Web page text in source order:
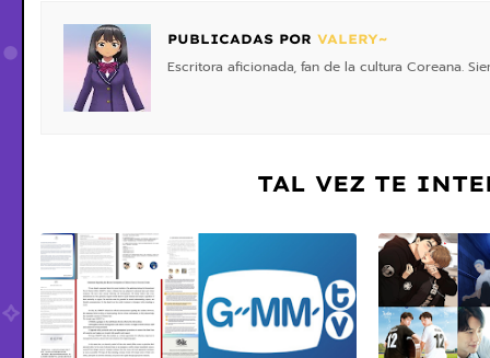
PUBLICADAS POR VALERY~
Escritora aficionada, fan de la cultura Coreana.
TAL VEZ TE